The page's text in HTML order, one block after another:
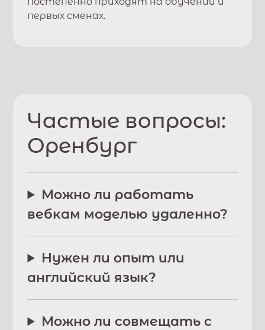
первых сменах.
Частые вопросы:
Оренбург
Можно ли работать
вебкам моделью удаленно?
Нужен ли опыт или
английский язык?
Можно ли совмещать с